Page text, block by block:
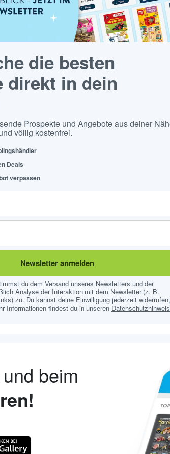
die besten
direkt in dein
Prospekte und Angebote aus deiner
völlig kostenfrei.
Deals
verpassen
Newsletter anmelden
du dem Versand unseres Newsletters und der
Analyse der Interaktion mit dem Newsletter (z. B.
zu. Du kannst deine Einwilligung jederzeit
Informationen findest du in unseren
beim